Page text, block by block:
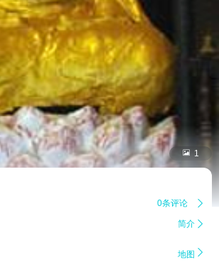
 1
0条评论 
简介 
地图 